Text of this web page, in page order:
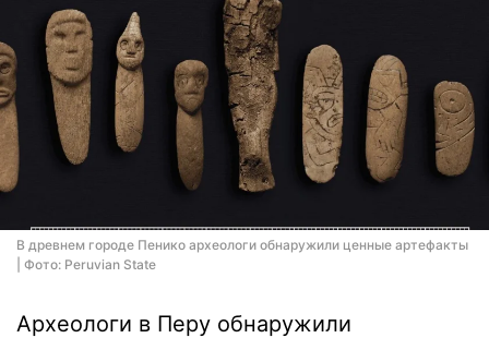
В древнем городе Пенико археологи обнаружили ценные артефакты
| Фото: Peruvian State
Археологи в Перу обнаружили